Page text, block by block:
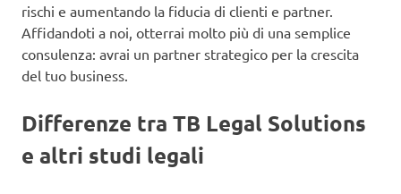
rischi e aumentando la fiducia di clienti e partner.
Affidandoti a noi, otterrai molto più di una semplice
consulenza: avrai un partner strategico per la crescita
del tuo business.
Differenze tra TB Legal Solutions
e altri studi legali